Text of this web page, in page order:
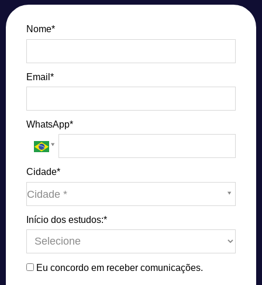
Nome*
Email*
WhatsApp*
Cidade*
Cidade *
Cidade*
Início dos estudos:*
Eu concordo em receber comunicações.